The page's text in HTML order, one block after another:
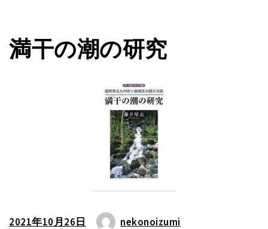
満干の潮の研究
2021年10月26日 nekonoizumi